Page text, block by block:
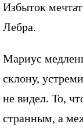
Избыток
Лебра.
Мариус
склону,
не видел. То,
странным, а